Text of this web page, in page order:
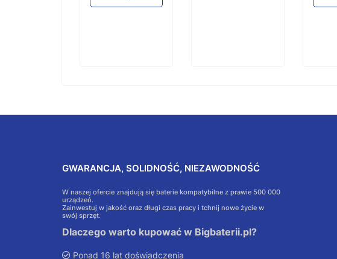
GWARANCJA, SOLIDNOŚĆ, NIEZAWODNOŚĆ
W naszej ofercie znajdują się baterie kompatybilne z prawie 500 000
urządzeń.
Zainwestuj w jakość oraz długi czas pracy i tchnij nowe życie w
swój sprzęt.
Dlaczego warto kupować w Bigbaterii.pl?
Ponad 16 lat doświadczenia